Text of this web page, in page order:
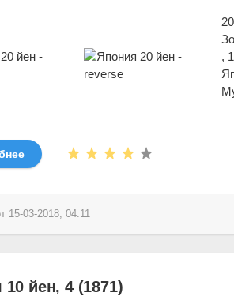
,
15-03-2018, 04:11
йен, 4 (1871)